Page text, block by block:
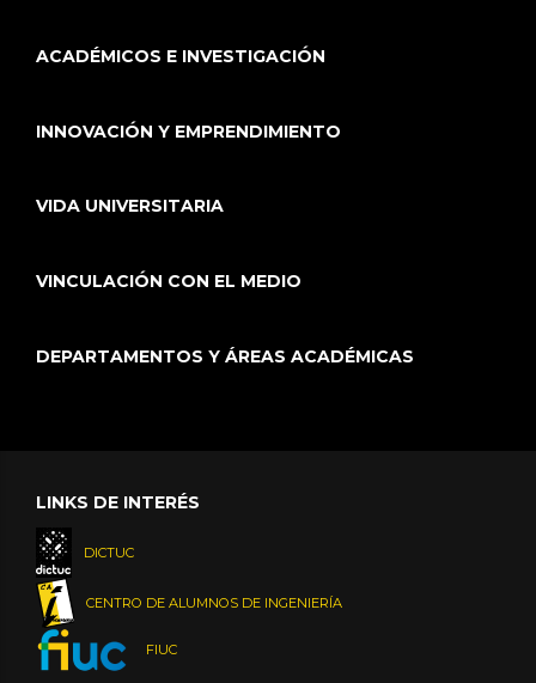
ACADÉMICOS E INVESTIGACIÓN
INNOVACIÓN Y EMPRENDIMIENTO
VIDA UNIVERSITARIA
VINCULACIÓN CON EL MEDIO
DEPARTAMENTOS Y ÁREAS ACADÉMICAS
LINKS DE INTERÉS
DICTUC
CENTRO DE ALUMNOS DE INGENIERÍA
FIUC